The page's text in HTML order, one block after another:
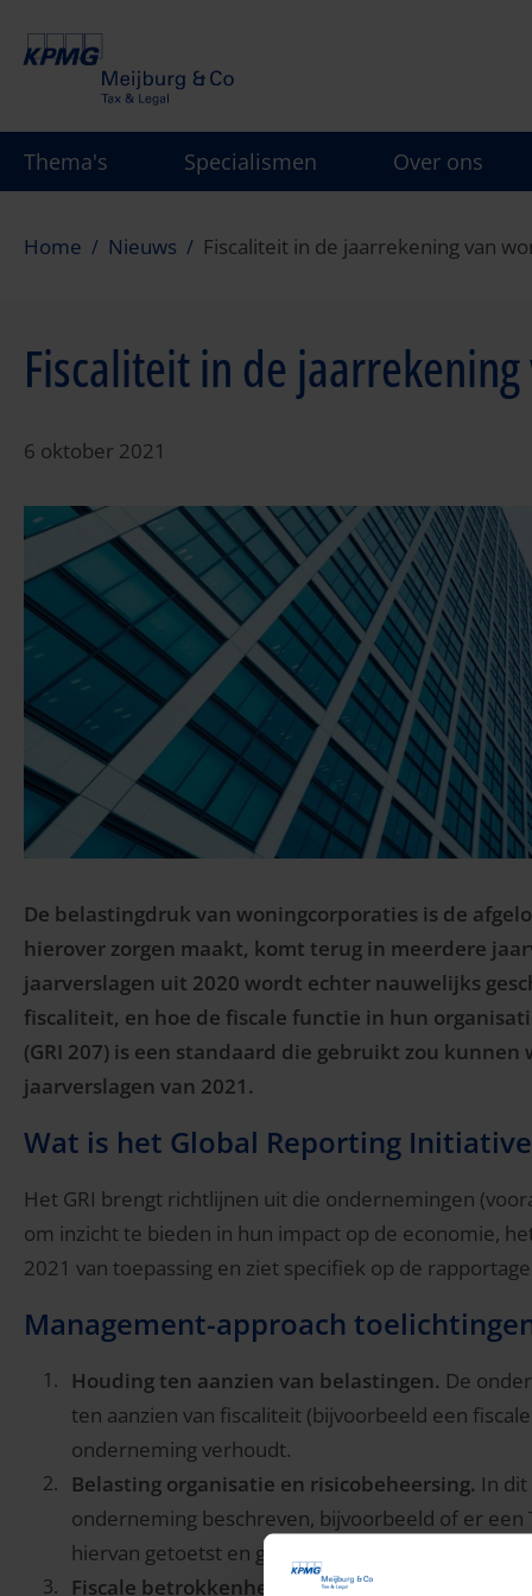
gaan
Thema's Specialismen Over ons
Home Nieuws Fiscaliteit in de jaarrekening van
Fiscaliteit in de
6 oktober 2021
De belastingdruk van woningcorporaties is de
hierover zorgen maakt, komt terug in meerdere
jaarverslagen uit 2020 wordt echter nauwelijks
fiscaliteit, en hoe de fiscale functie in hun
(GRI 207) is een standaard die gebruikt zou
jaarverslagen van 2021.
Wat is het Global Reporting
Het GRI brengt richtlijnen uit die ondernemingen
om inzicht te bieden in hun impact op de economie,
2021 van toepassing en ziet specifiek op de
Management-approach
Houding ten aanzien van belastingen. De
ten aanzien van fiscaliteit (bijvoorbeeld een
onderneming verhoudt.
Belasting organisatie en risicobeheersing. In
onderneming beschreven, bijvoorbeeld of er
hiervan getoetst en gemonitord wordt.
Fiscale betrokkenheid van stakeholders en